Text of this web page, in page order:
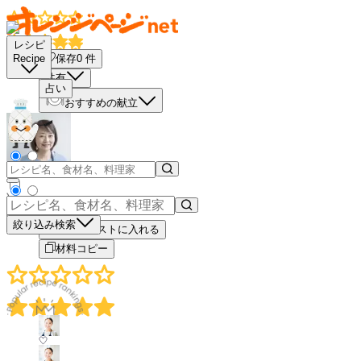
レシピ
Recipe
占い
絞り込み検索
保存0 件
共有
おすすめの献立
－
＋
買い物リストに入れる
材料コピー